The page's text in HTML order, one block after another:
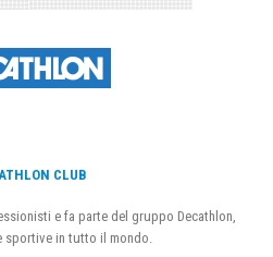
CLUB
e fa parte del gruppo Decathlon,
in tutto il mondo.